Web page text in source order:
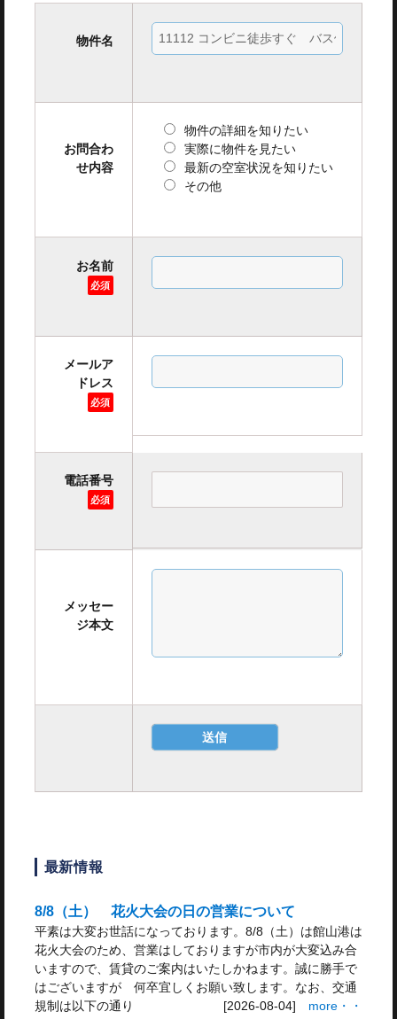
物件名
お問合わ
せ内容
物件の詳細を知りたい
実際に物件を見たい
最新の空室状況を知りたい
その他
お名前
必須
メールア
ドレス
必須
電話番号
必須
メッセー
ジ本文
最新情報
8/8（土） 花火大会の日の営業について
平素は大変お世話になっております。8/8（土）は館山港は
花火大会のため、営業はしておりますが市内が大変込み合
いますので、賃貸のご案内はいたしかねます。誠に勝手で
はございますが 何卒宜しくお願い致します。なお、交通
規制は以下の通り
[2026-08-04] more・・